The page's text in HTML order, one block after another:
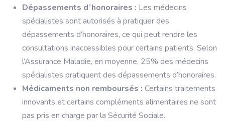
Dépassements d’honoraires : Les médecins
spécialistes sont autorisés à pratiquer des
dépassements d’honoraires, ce qui peut rendre les
consultations inaccessibles pour certains patients. Selon
l’Assurance Maladie, en moyenne, 25% des médecins
spécialistes pratiquent des dépassements d’honoraires.
Médicaments non remboursés : Certains traitements
innovants et certains compléments alimentaires ne sont
pas pris en charge par la Sécurité Sociale.